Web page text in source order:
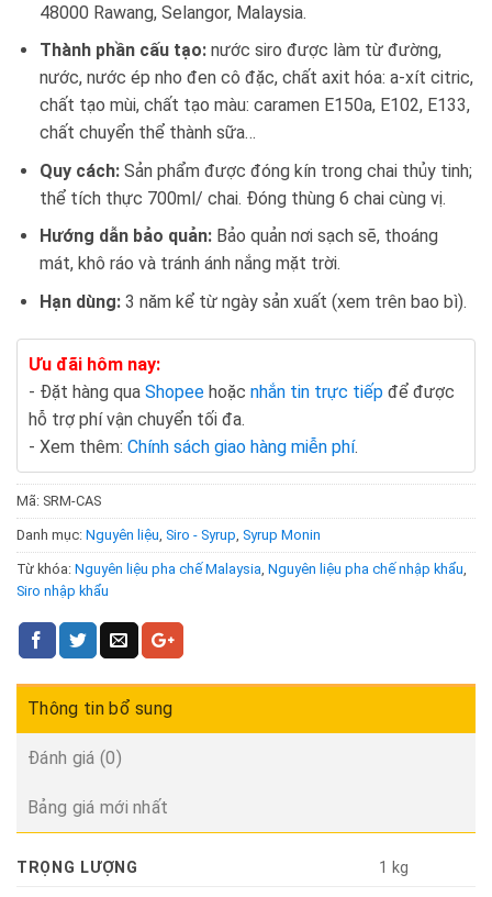
48000 Rawang, Selangor, Malaysia.
Thành phần cấu tạo:nước siro được làm từ đường,
nước, nước ép nho đen cô đặc, chất axit hóa: a-xít citric,
chất tạo mùi, chất tạo màu: caramen E150a, E102, E133,
chất chuyển thể thành sữa…
Quy cách:Sản phẩm được đóng kín trong chai thủy tinh;
thể tích thực 700ml/ chai. Đóng thùng 6 chai cùng vị.
Hướng dẫn bảo quản:Bảo quản nơi sạch sẽ, thoáng
mát, khô ráo và tránh ánh nắng mặt trời.
Hạn dùng:3 năm kể từ ngày sản xuất (xem trên bao bì).
Ưu đãi hôm nay:
- Đặt hàng qua Shopee hoặc nhắn tin trực tiếp để được
hỗ trợ phí vận chuyển tối đa.
- Xem thêm: Chính sách giao hàng miễn phí.
Mã: SRM-CAS
Danh mục: Nguyên liệu Siro - Syrup Syrup Monin
Từ khóa: Nguyên liệu pha chế Malaysia Nguyên liệu pha chế nhập khẩu
Siro nhập khẩu
Thông tin bổ sung
Đánh giá (0)
Bảng giá mới nhất
TRỌNG LƯỢNG 1 kg